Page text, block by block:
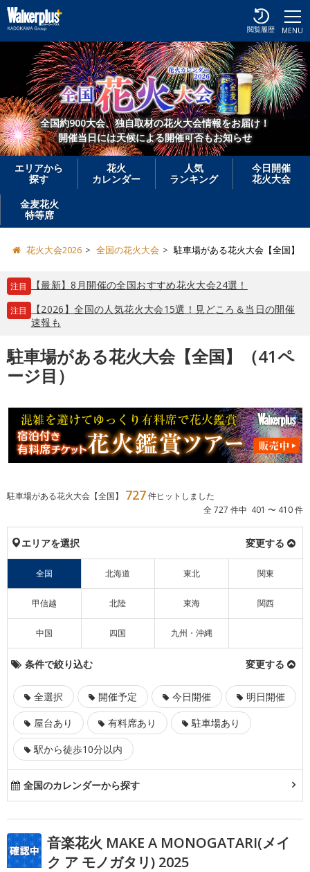
MENU
閲覧履歴
全国約900大会、独自取材の花火大会情報をお届け！
開催当日には天候による開催可否もお知らせ
エリアから
探す
花火
カレンダー
人気
ランキング
今日開催
花火大会
金麦花火
特等席
花火大会2026 全国の花火大会 駐車場がある花火大会【全国】
注目 【最新】8月開催の全国おすすめ花火大会24選！
注目
【2026】全国の人気花火大会15選！見どころ＆当日の開催
速報も
駐車場がある花火大会【全国】（41ペ
ージ目）
駐車場がある花火大会【全国】 727件ヒットしました
全 727 件中 401 〜 410 件
エリアを選択 変更する
全国 北海道 東北 関東
甲信越 北陸 東海 関西
中国 四国 九州・沖縄
条件で絞り込む 変更する
全選択 開催予定 今日開催
明日開催
屋台あり
有料席あり
駐車場あり
駅から徒歩10分以内
全国のカレンダーから探す
音楽花火 MAKE A MONOGATARI(メイ
ク ア モノガタリ) 2025